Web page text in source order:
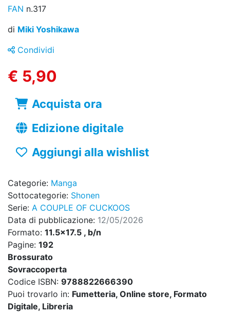
FAN n.317
di Miki Yoshikawa
Condividi
€ 5,90
Acquista ora
Edizione digitale
Aggiungi alla wishlist
Categorie: Manga
Sottocategorie: Shonen
Serie: A COUPLE OF CUCKOOS
Data di pubblicazione: 12/05/2026
Formato: 11.5x17.5 , b/n
Pagine: 192
Brossurato
Sovraccoperta
Codice ISBN: 9788822666390
Puoi trovarlo in: Fumetteria, Online store, Formato
Digitale, Libreria